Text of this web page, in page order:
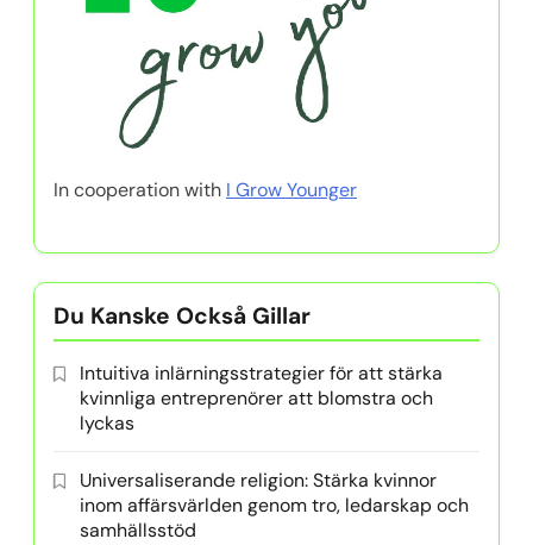
In cooperation with I Grow Younger
Du Kanske Också Gillar
Intuitiva inlärningsstrategier för att stärka
kvinnliga entreprenörer att blomstra och
lyckas
Universaliserande religion: Stärka kvinnor
inom affärsvärlden genom tro, ledarskap och
samhällsstöd